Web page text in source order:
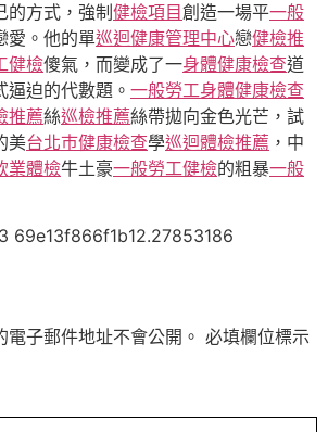
的方式，強制健檢項目創造一場平一般
愛。他的單巡迴健康管理中心戀健檢推
健檢傻氣，而變成了一身體健康檢查道
逼迫的代數題。 一般勞工身體健康檢查
推薦絲巡檢推薦絲帶拋向金色光芒，試
美台北巿健康檢查學巡迴體檢推薦 ，中
業體檢牛土豪一般勞工健檢的粗暴一般
69e13f866f1b12.27853186
子郵件地址不會公開。 必填欄位標示